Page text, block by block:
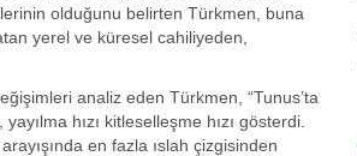
olduğunu belirten Türkmen, buna
yerel ve küresel cahiliyeden,
analiz eden Türkmen, “Tunus’ta
hızı kitleselleşme hızı gösterdi.
en fazla ıslah çizgisinden